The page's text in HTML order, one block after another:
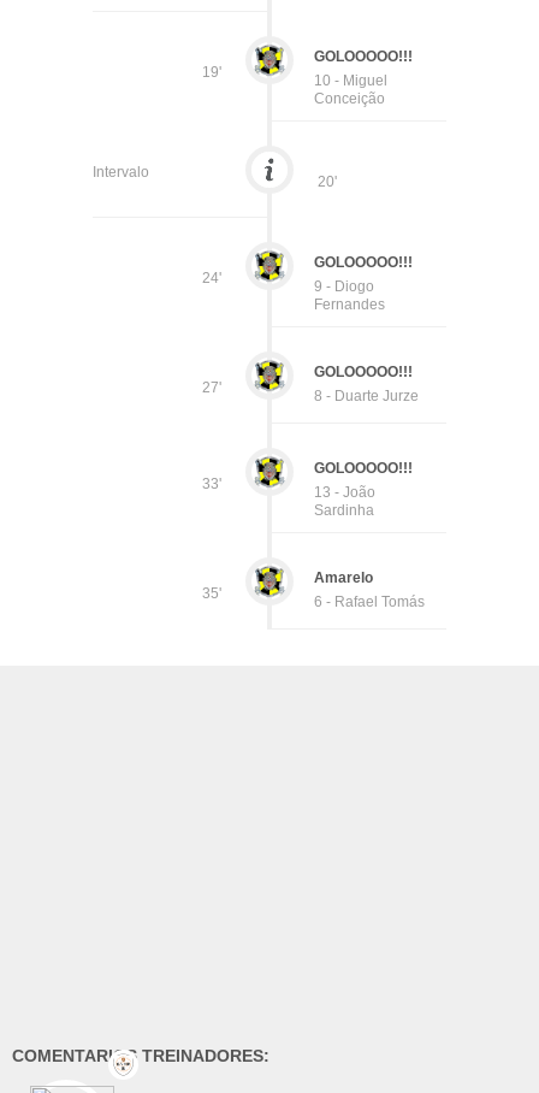
19'
GOLOOOOO!!!
10 - Miguel
Conceição
20'
Intervalo
24'
GOLOOOOO!!!
9 - Diogo
Fernandes
27'
GOLOOOOO!!!
8 - Duarte Jurze
33'
GOLOOOOO!!!
13 - João
Sardinha
35'
Amarelo
6 - Rafael Tomás
COMENTARIOS TREINADORES: